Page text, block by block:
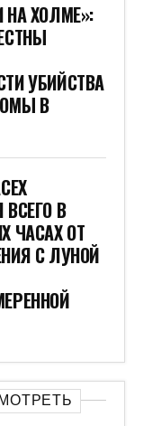
НА ХОЛМЕ»:
УБИЙСТВА
В
В
ЧАСАХ ОТ
С ЛУНОЙ